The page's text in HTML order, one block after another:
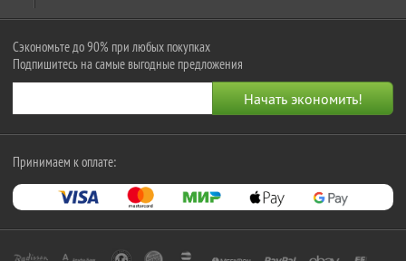
Сэкономьте до 90% при любых покупках
Подпишитесь на самые выгодные предложения
Принимаем к оплате: